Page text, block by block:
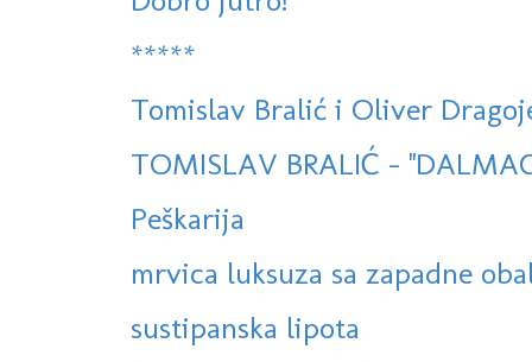
*****
Tomislav Bralić i Oliver
TOMISLAV BRALIĆ -
Peškarija
mrvica luksuza sa zapadne
sustipanska lipota